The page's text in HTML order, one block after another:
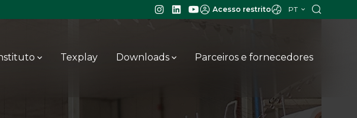
Acesso restrito PT
Texplay Downloads Parceiros e fornecedores